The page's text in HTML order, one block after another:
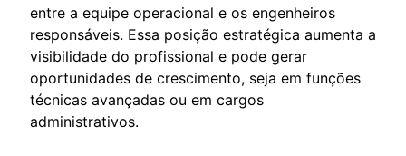
entre a equipe operacional e os engenheiros
responsáveis. Essa posição estratégica aumenta a
visibilidade do profissional e pode gerar
oportunidades de crescimento, seja em funções
técnicas avançadas ou em cargos
administrativos.